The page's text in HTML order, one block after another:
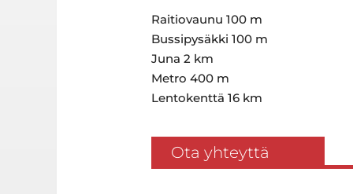
Raitiovaunu 100 m
Bussipysäkki 100 m
Juna 2 km
Metro 400 m
Lentokenttä 16 km
Ota yhteyttä